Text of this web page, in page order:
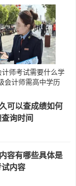
计师考试需要什么学
会计师需高中学历
可以查成绩如何
询时间
容有哪些具体是
内容